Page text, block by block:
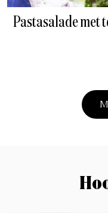
Pastasalade met